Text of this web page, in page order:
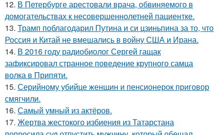
12. В Петербурге арестовали врача, обвиняемого в
домогательствах к несовершеннолетней пациентке.
13. Трамп поблагодарил Путина и си цзиньпина за то, что
Россия и Китай не вмешались в войну США и Ирана.
14. В 2016 году радиобиолог Сергей гащак
зафиксировал странное поведение крупного самца
волка в Припяти.
15. Серийному убийце женщин и пенсионерок приговор
смягчили.
16. Самый умный из актёров.
17. Жертва жестокого избиения из Татарстана